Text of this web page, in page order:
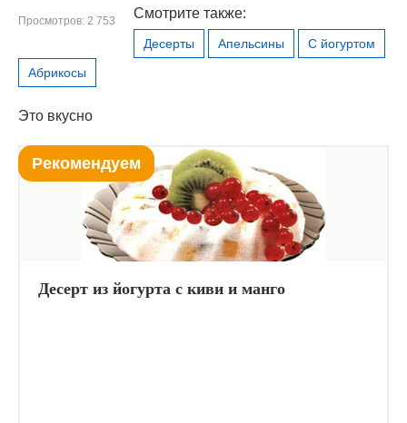
Просмотров: 2 753 Смотрите также:
Десерты Апельсины
С йогуртом
Абрикосы
Это вкусно
Рекомендуем
Десерт из йогурта с киви и манго